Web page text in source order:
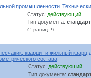
промышленности.
Статус: действующий
Тип документа: стандарт
Страниц: 9
кварцит и жильный кварц
состава
Статус: действующий
Тип документа: стандарт